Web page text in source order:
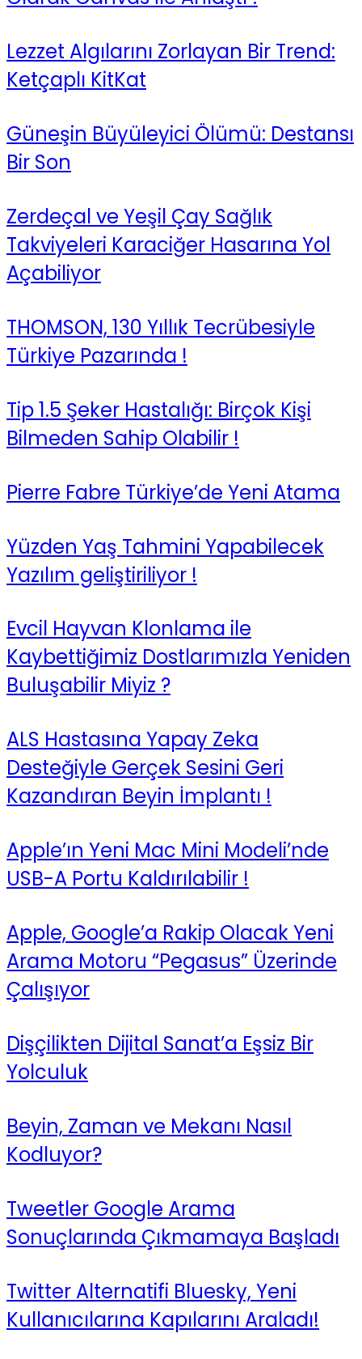
Lezzet Algılarını Zorlayan Bir Trend:
Ketçaplı KitKat
Güneşin Büyüleyici Ölümü: Destansı
Bir Son
Zerdeçal ve Yeşil Çay Sağlık
Takviyeleri Karaciğer Hasarına Yol
Açabiliyor
THOMSON, 130 Yıllık Tecrübesiyle
Türkiye Pazarında !
Tip 1.5 Şeker Hastalığı: Birçok Kişi
Bilmeden Sahip Olabilir !
Pierre Fabre Türkiye’de Yeni Atama
Yüzden Yaş Tahmini Yapabilecek
Yazılım geliştiriliyor !
Evcil Hayvan Klonlama ile
Kaybettiğimiz Dostlarımızla Yeniden
Buluşabilir Miyiz ?
ALS Hastasına Yapay Zeka
Desteğiyle Gerçek Sesini Geri
Kazandıran Beyin İmplantı !
Apple’ın Yeni Mac Mini Modeli’nde
USB-A Portu Kaldırılabilir !
Apple, Google’a Rakip Olacak Yeni
Arama Motoru “Pegasus” Üzerinde
Çalışıyor
Dişçilikten Dijital Sanat’a Eşsiz Bir
Yolculuk
Beyin, Zaman ve Mekanı Nasıl
Kodluyor?
Tweetler Google Arama
Sonuçlarında Çıkmamaya Başladı
Twitter Alternatifi Bluesky, Yeni
Kullanıcılarına Kapılarını Araladı!